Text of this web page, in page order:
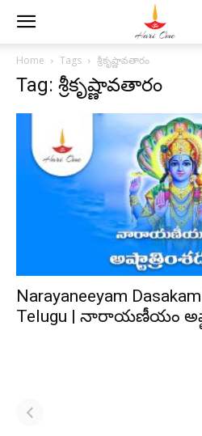
Home Tags శ్రీకృష్ణావతారం
Tag: శ్రీకృష్ణావతారం
Narayaneeyam
Telugu | నారాయణీయం
పితృదేవతల ఆశీర్వాదం